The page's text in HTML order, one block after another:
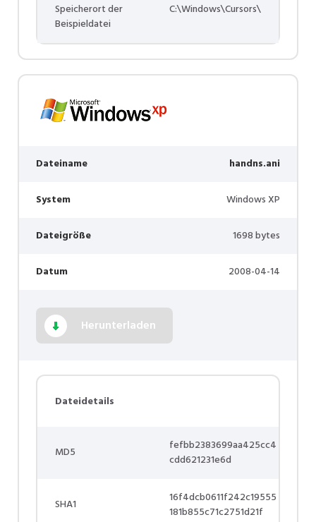
Speicherort der
Beispieldatei
C:\Windows\Cursors\
Dateiname handns.ani
System Windows XP
Dateigröße 1698 bytes
Datum 2008-04-14
Herunterladen
Dateidetails
MD5
fefbb2383699aa425cc4
cdd621231e6d
SHA1
16f4dcb0611f242c19555
181b855c71c2751d21f